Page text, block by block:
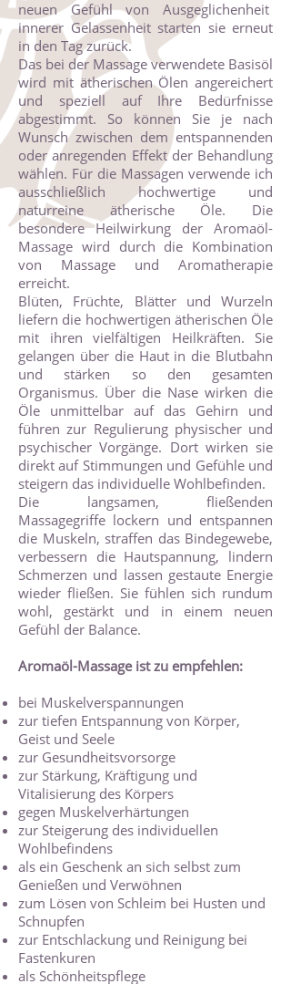
neuen Gefühl von Ausgeglichenheit
innerer Gelassenheit starten sie erneut
in den Tag zurück.
Das bei der Massage verwendete Basisöl
wird mit ätherischen Ölen angereichert
und speziell auf Ihre Bedürfnisse
abgestimmt. So können Sie je nach
Wunsch zwischen dem entspannenden
oder anregenden Effekt der Behandlung
wählen. Für die Massagen verwende ich
ausschließlich hochwertige und
naturreine ätherische Öle. Die
besondere Heilwirkung der Aromaöl-
Massage wird durch die Kombination
von Massage und Aromatherapie
erreicht.
Blüten, Früchte, Blätter und Wurzeln
liefern die hochwertigen ätherischen Öle
mit ihren vielfältigen Heilkräften. Sie
gelangen über die Haut in die Blutbahn
und stärken so den gesamten
Organismus. Über die Nase wirken die
Öle unmittelbar auf das Gehirn und
führen zur Regulierung physischer und
psychischer Vorgänge. Dort wirken sie
direkt auf Stimmungen und Gefühle und
steigern das individuelle Wohlbefinden.
Die langsamen, fließenden
Massagegriffe lockern und entspannen
die Muskeln, straffen das Bindegewebe,
verbessern die Hautspannung, lindern
Schmerzen und lassen gestaute Energie
wieder fließen. Sie fühlen sich rundum
wohl, gestärkt und in einem neuen
Gefühl der Balance.
Aromaöl-Massage ist zu empfehlen:
bei Muskelverspannungen
zur tiefen Entspannung von Körper,
Geist und Seele
zur Gesundheitsvorsorge
zur Stärkung, Kräftigung und
Vitalisierung des Körpers
gegen Muskelverhärtungen
zur Steigerung des individuellen
Wohlbefindens
als ein Geschenk an sich selbst zum
Genießen und Verwöhnen
zum Lösen von Schleim bei Husten und
Schnupfen
zur Entschlackung und Reinigung bei
Fastenkuren
als Schönheitspflege